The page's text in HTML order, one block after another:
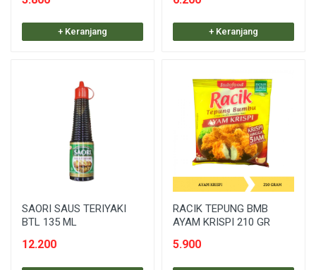
+ Keranjang + Keranjang
SAORI SAUS TERIYAKI
BTL 135 ML
12.200
RACIK TEPUNG BMB
AYAM KRISPI 210 GR
5.900